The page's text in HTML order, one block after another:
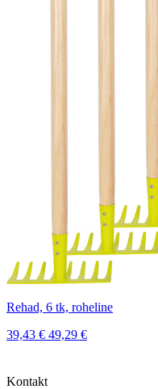
Rehad, 6 tk, roheline
39,43 € 49,29 €
Kontakt